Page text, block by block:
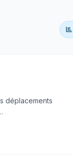
déplacements